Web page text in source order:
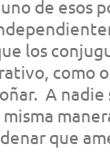
de esos
los
como
A nadie
misma
que